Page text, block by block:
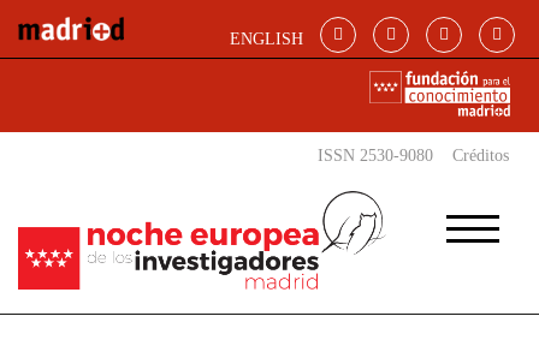
ENGLISH
ISSN 2530-9080 Créditos